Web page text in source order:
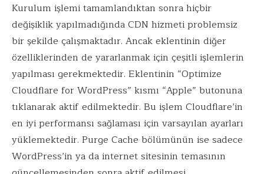
Kurulum işlemi tamamlandıktan sonra hiçbir
değişiklik yapılmadığında CDN hizmeti problemsiz
bir şekilde çalışmaktadır. Ancak eklentinin diğer
özelliklerinden de yararlanmak için çeşitli işlemlerin
yapılması gerekmektedir. Eklentinin “Optimize
Cloudflare for WordPress” kısmı “Apple” butonuna
tıklanarak aktif edilmektedir. Bu işlem Cloudflare’in
en iyi performansı sağlaması için varsayılan ayarları
yüklemektedir. Purge Cache bölümünün ise sadece
WordPress’in ya da internet sitesinin temasının